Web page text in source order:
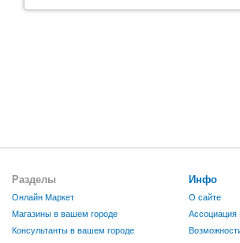
Разделы
Онлайн Маркет
Магазины в вашем городе
Консультанты в вашем городе
Инфо
О сайте
Ассоциация